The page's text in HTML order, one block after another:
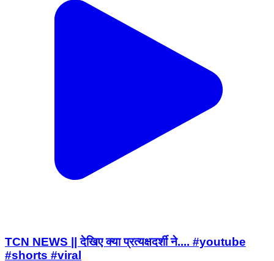
TCN NEWS || देखिए क्या प्रत्यक्षदर्शी ने.... #youtube
#shorts #viral